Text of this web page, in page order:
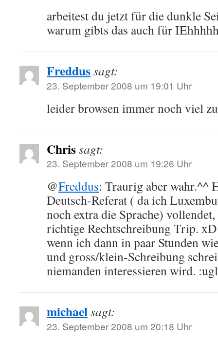
arbeitest du jetzt für die dunkle
warum gibts das auch für
Freddussagt:
23. September 2008 um 19:01 Uhr
leider browsen immer noch viel
Chrissagt:
23. September 2008 um 19:26 Uhr
@Freddus: Traurig aber wahr.^^
Deutsch-Referat ( da ich
noch extra die Sprache)
richtige Rechtschreibung Trip.
wenn ich dann in paar Stunden
und gross/klein-Schreibung
niemanden interessieren wird.
michaelsagt:
23. September 2008 um 20:18 Uhr